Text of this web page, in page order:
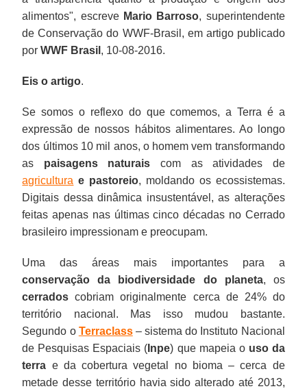
alimentos", escreve Mario Barroso, superintendente
de Conservação do WWF-Brasil, em artigo publicado
porWWF Brasil , 10-08-2016.
Eis o artigo.
Se somos o reflexo do que comemos, a Terra é a
expressão de nossos hábitos alimentares. Ao longo
dos últimos 10 mil anos, o homem vem transformando
as paisagens naturais com as atividades de
agricultura e pastoreio, moldando os ecossistemas.
Digitais dessa dinâmica insustentável, as alterações
feitas apenas nas últimas cinco décadas no Cerrado
brasileiro impressionam e preocupam.
Uma das áreas mais importantes para a
conservação da biodiversidade do planeta, os
cerrados cobriam originalmente cerca de 24% do
território nacional. Mas isso mudou bastante.
Segundo o Terraclass– sistema do Instituto Nacional
de Pesquisas Espaciais ( Inpe) que mapeia o uso da
terra e da cobertura vegetal no bioma – cerca de
metade desse território havia sido alterado até 2013,